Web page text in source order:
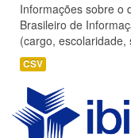
Informações sobre o
Brasileiro de
(cargo, escolaridade,
CSV